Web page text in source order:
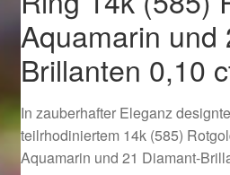
Ostergeschenke finden für
Ostergeschenke finden für Ostern
Ostergeschenke finden für
Ostergeschenke finden für
Aquamarin und
Brillanten 0,10
In zauberhafter Eleganz
teilrhodiniertem 14k (585)
Aquamarin und 21 Diamant-